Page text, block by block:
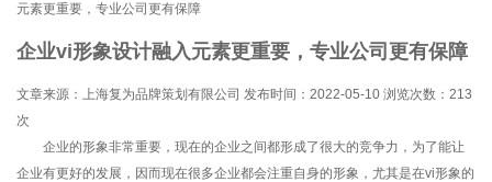
元素更重要，专业公司更有保障
企业vi形象设计融入元素更重要，专业公司更有保障
文章来源：上海复为品牌策划有限公司 发布时间：2022-05-10 浏览次数： 213
次
企业的形象非常重要，现在的企业之间都形成了很大的竞争力，为了能让
企业有更好的发展，因而现在很多企业都会注重自身的形象，尤其是在vi形象的